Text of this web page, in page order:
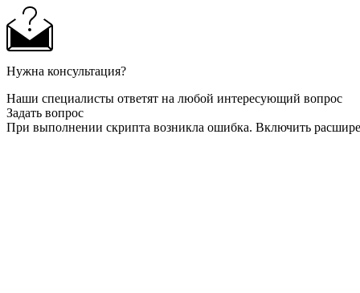
Нужна консультация?
Наши специалисты ответят на любой интересующий вопрос
Задать вопрос
При выполнении скрипта возникла ошибка. Включить